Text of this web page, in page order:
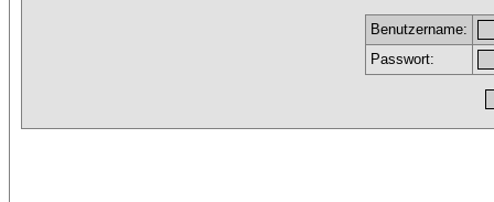
Benutzername:
Passwort: